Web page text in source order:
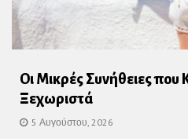
Οι Μικρές Συνήθειες που
Ξεχωριστά
5 Αυγούστου, 2026